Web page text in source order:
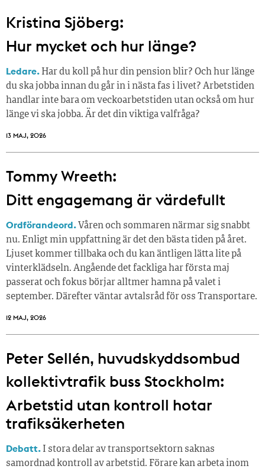
Kristina Sjöberg:
Hur mycket och hur länge?
Ledare. Har du koll på hur din pension blir? Och hur länge
du ska jobba innan du går in i nästa fas i livet? Arbetstiden
handlar inte bara om veckoarbetstiden utan också om hur
länge vi ska jobba. Är det din viktiga valfråga?
13 MAJ, 2026
Tommy Wreeth:
Ditt engagemang är värdefullt
Ordförandeord. Våren och sommaren närmar sig snabbt
nu. Enligt min uppfattning är det den bästa tiden på året.
Ljuset kommer tillbaka och du kan äntligen lätta lite på
vinterklädseln. Angående det fackliga har första maj
passerat och fokus börjar alltmer hamna på valet i
september. Därefter väntar avtalsråd för oss Transportare.
12 MAJ, 2026
Peter Sellén, huvudskyddsombud
kollektivtrafik buss Stockholm:
Arbetstid utan kontroll hotar
trafiksäkerheten
Debatt. I stora delar av transportsektorn saknas
samordnad kontroll av arbetstid. Förare kan arbeta inom